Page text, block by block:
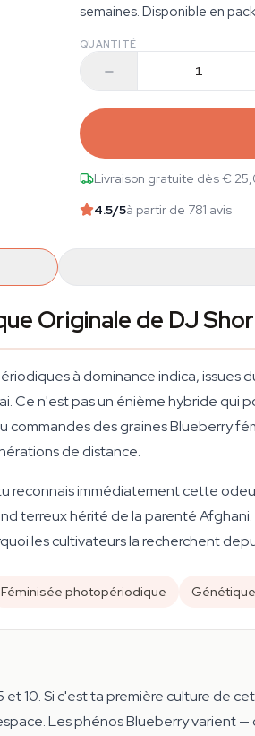
semaines. Disponible en
QUANTITÉ
Livraison gratuite dès €
4.5/5à partir de 781 avis
Originale de DJ
à dominance indica, issues
Ce n'est pas un énième hybride qui
des graines Blueberry
de distance.
reconnais immédiatement cette
terreux hérité de la parenté
les cultivateurs la recherchent
Féminisée photopériodique
10. Si c'est ta première culture de
Les phénos Blueberry varient